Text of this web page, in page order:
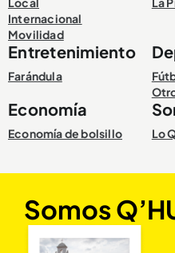
Internacional
Movilidad
Entretenimiento
Farándula
Economía
Economía de bolsillo Lo
Somos